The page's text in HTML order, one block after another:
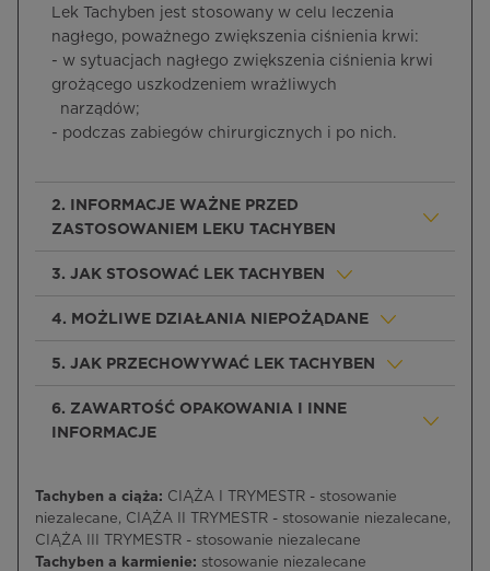
Lek Tachyben jest stosowany w celu leczenia
nagłego, poważnego zwiększenia ciśnienia krwi:
- w sytuacjach nagłego zwiększenia ciśnienia krwi
grożącego uszkodzeniem wrażliwych
narządów;
- podczas zabiegów chirurgicznych i po nich.
2. INFORMACJE WAŻNE PRZED
ZASTOSOWANIEM LEKU TACHYBEN
3. JAK STOSOWAĆ LEK TACHYBEN
4. MOŻLIWE DZIAŁANIA NIEPOŻĄDANE
5. JAK PRZECHOWYWAĆ LEK TACHYBEN
6. ZAWARTOŚĆ OPAKOWANIA I INNE
INFORMACJE
Tachyben a ciąża: CIĄŻA I TRYMESTR - stosowanie
niezalecane, CIĄŻA II TRYMESTR - stosowanie niezalecane,
CIĄŻA III TRYMESTR - stosowanie niezalecane
Tachyben a karmienie: stosowanie niezalecane